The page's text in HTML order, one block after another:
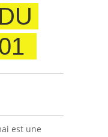
est une